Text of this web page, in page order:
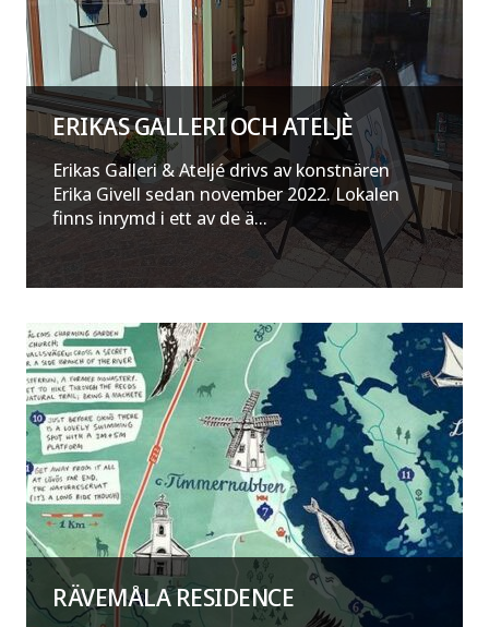
ERIKAS GALLERI OCH ATELJÈ
Erikas Galleri & Ateljé drivs av konstnären
Erika Givell sedan november 2022. Lokalen
finns inrymd i ett av de ä...
RÄVEMÅLA RESIDENCE